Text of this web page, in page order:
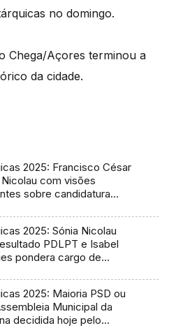
no domingo.
Chega/Açores terminou a
da cidade.
2025: Francisco César
Nicolau com visões
sobre candidatura
2025: Sónia Nicolau
PDLPT e Isabel
pondera cargo de
2025: Maioria PSD ou
Municipal da
decidida hoje pelo